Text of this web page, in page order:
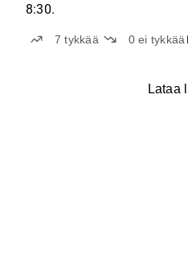
8:30.
7tykkää 0ei tykkää
Lataa